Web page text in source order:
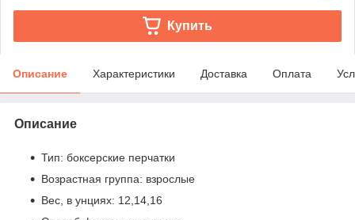
Купить
Описание Характеристики Доставка Оплата
Описание
Тип: боксерские перчатки
Возрастная группа: взрослые
Вес, в унциях: 12,14,16